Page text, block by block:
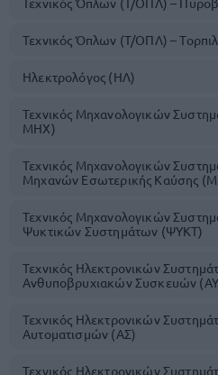
Τεχνικός Όπλων (Τ/ΟΠΛ) –
Ηλεκτρολόγος (ΗΛ)
Τεχνικός Μηχανολογικών
ΜΗΧ)
Τεχνικός Μηχανολογικών
Μηχανών Εσωτερικής Καύσης
Τεχνικός Μηχανολογικών
Ψυκτικών Συστημάτων (ΨΥΚΤ)
Τεχνικός Ηλεκτρονικών
Ανθυποβρυχιακών Συσκευών
Τεχνικός Ηλεκτρονικών
Αυτοματισμών (ΑΣ)
Τεχνικός Ηλεκτρονικών